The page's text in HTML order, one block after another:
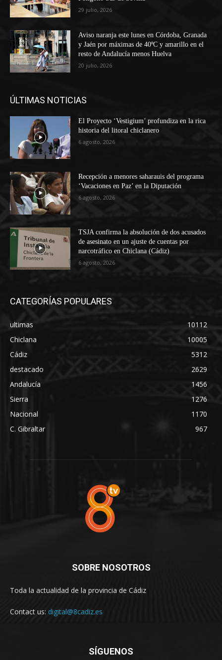
29 julio, 2026
Aviso naranja este lunes en Córdoba, Granada
y Jaén por máximas de 40ºC y amarillo en el
resto de Andalucía menos Huelva
20 julio, 2026
ÚLTIMAS NOTICIAS
El Proyecto ‘Vestigium’ profundiza en la rica
historia del litoral chiclanero
6 agosto, 2026
Recepción a menores saharauis del programa
‘Vacaciones en Paz’ en la Diputación
6 agosto, 2026
TSJA confirma la absolución de dos acusados
de asesinato en un ajuste de cuentas por
narcotráfico en Chiclana (Cádiz)
6 agosto, 2026
CATEGORÍAS POPULARES
ultimas
10112
Chiclana
10005
Cádiz
5312
destacado
2629
Andalucía
1456
Sierra
1276
Nacional
1170
C. Gibraltar
967
SOBRE NOSOTROS
Toda la actualidad de la provincia de Cádiz
Contact us: digital@8cadiz.es
SÍGUENOS